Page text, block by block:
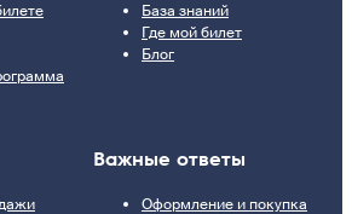
База знаний
Где мой билет
Блог
Важные ответы
Оформление и покупка